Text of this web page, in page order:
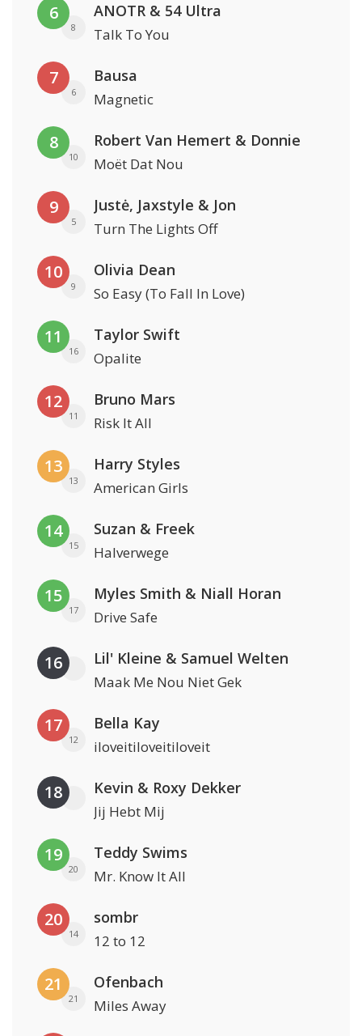
6
8
ANOTR & 54 Ultra
Talk To You
7
6
Bausa
Magnetic
8
10
Robert Van Hemert & Donnie
Moët Dat Nou
9
5
Justė, Jaxstyle & Jon
Turn The Lights Off
10
9
Olivia Dean
So Easy (To Fall In Love)
11
16
Taylor Swift
Opalite
12
11
Bruno Mars
Risk It All
13
13
Harry Styles
American Girls
14
15
Suzan & Freek
Halverwege
15
17
Myles Smith & Niall Horan
Drive Safe
16 Lil' Kleine & Samuel Welten
Maak Me Nou Niet Gek
17
12
Bella Kay
iloveitiloveitiloveit
18 Kevin & Roxy Dekker
Jij Hebt Mij
19
20
Teddy Swims
Mr. Know It All
20
14
sombr
12 to 12
21
21
Ofenbach
Miles Away